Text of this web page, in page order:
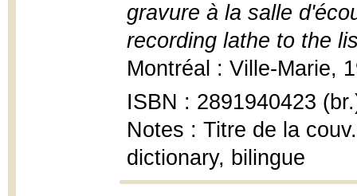
gravure à la salle
recording lathe to the
Montréal : Ville-Marie,
ISBN : 2891940423
Notes : Titre de la
dictionary, bilingue